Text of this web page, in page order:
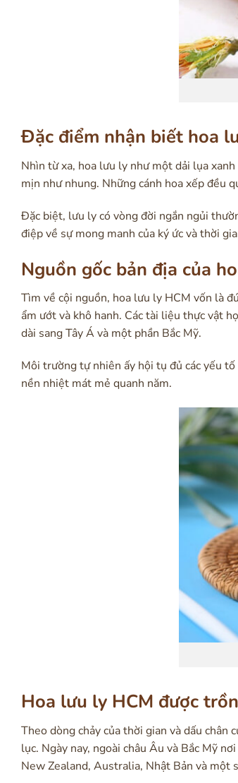
Đặc điểm nhận biết hoa
Nhìn từ xa, hoa lưu ly như một dải lụa
mịn như nhung. Những cánh hoa xếp đều
Đặc biệt, lưu ly có vòng đời ngắn ngủi
điệp về sự mong manh của ký ức và thời
Nguồn gốc bản địa của
Tìm về cội nguồn, hoa lưu ly HCM vốn là
ẩm ướt và khô hanh. Các tài liệu thực vật
dài sang Tây Á và một phần Bắc Mỹ.
Môi trường tự nhiên ấy hội tụ đủ các yếu
nền nhiệt mát mẻ quanh năm.
Hoa lưu ly HCM được
Theo dòng chảy của thời gian và dấu chân
lục. Ngày nay, ngoài châu Âu và Bắc Mỹ
New Zealand, Australia, Nhật Bản và một